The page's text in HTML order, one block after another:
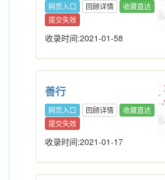
网页入口 回顾详情
收藏直达
提交失效
收录时间:2021-01-58
善行
网页入口 回顾详情
收藏直达
提交失效
收录时间:2021-01-17